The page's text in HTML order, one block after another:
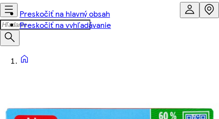
Preskočiť na hlavný obsah
Preskočiť na vyhľadávanie